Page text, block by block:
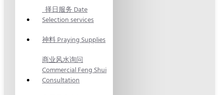
择日服务 Date
Selection services
神料 Praying Supplies
商业风水询问
Commercial Feng Shui
Consultation